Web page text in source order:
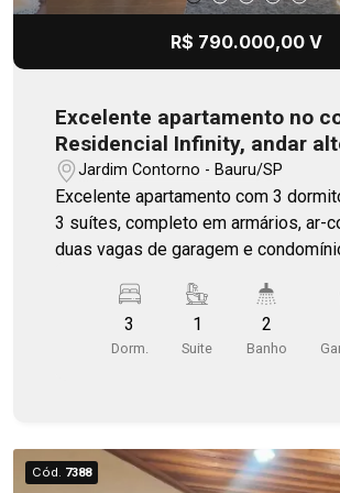
R$ 790.000,00 V
Excelente apartamento no
Residencial Infinity,
Jardim Contorno - Bauru/SP
Excelente apartamento com 3
3 suítes, completo em armários, ar-
duas vagas de garagem e
3
Dorm.
1
Suite
2
Banho
Cód. 7388